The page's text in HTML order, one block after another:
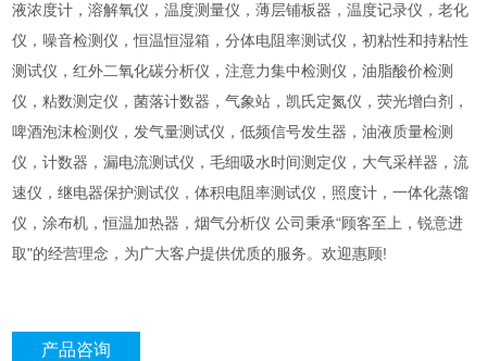
液浓度计，溶解氧仪，温度测量仪，薄层铺板器，温度记录仪，老化
仪，噪音检测仪，恒温恒湿箱，分体电阻率测试仪，初粘性和持粘性
测试仪，红外二氧化碳分析仪，注意力集中检测仪，油脂酸价检测
仪，粘数测定仪，菌落计数器，气象站，凯氏定氮仪，荧光增白剂，
啤酒泡沫检测仪，发气量测试仪，低频信号发生器，油液质量检测
仪，计数器，漏电流测试仪，毛细吸水时间测定仪，大气采样器，流
速仪，继电器保护测试仪，体积电阻率测试仪，照度计，一体化蒸馏
仪，涂布机，恒温加热器，烟气分析仪 公司秉承“顾客至上，锐意进
取"的经营理念，为广大客户提供优质的服务。欢迎惠顾!
产品咨询